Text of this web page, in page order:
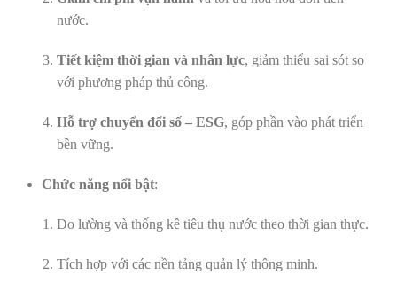
nước.
Tiết kiệm thời gian và nhân lực, giảm thiểu sai sót so
với phương pháp thủ công.
Hỗ trợ chuyển đổi số – ESG, góp phần vào phát triển
bền vững.
Chức năng nổi bật:
Đo lường và thống kê tiêu thụ nước theo thời gian thực.
Tích hợp với các nền tảng quản lý thông minh.